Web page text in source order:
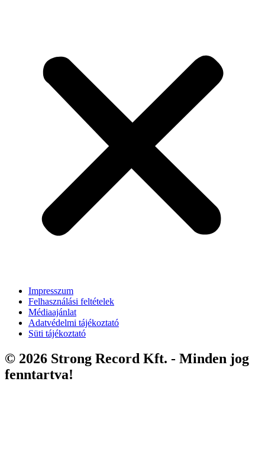
Impresszum
Felhasználási feltételek
Médiaajánlat
Adatvédelmi tájékoztató
Süti tájékoztató
© 2026 Strong Record Kft. - Minden jog
fenntartva!